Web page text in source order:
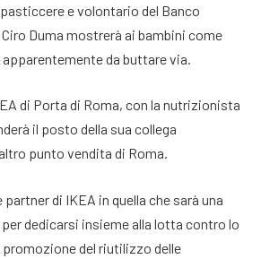
e volontario del Banco
Duma mostrerà ai bambini come
da buttare via.
di Porta di Roma, con la nutrizionista
il posto della sua collega
punto vendita di Roma.
di IKEA in quella che sarà una
dedicarsi insieme alla lotta contro lo
promozione del riutilizzo delle